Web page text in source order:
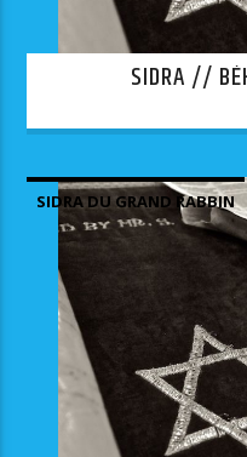
SIDRA //
SIDRA DU GRAND RABBIN